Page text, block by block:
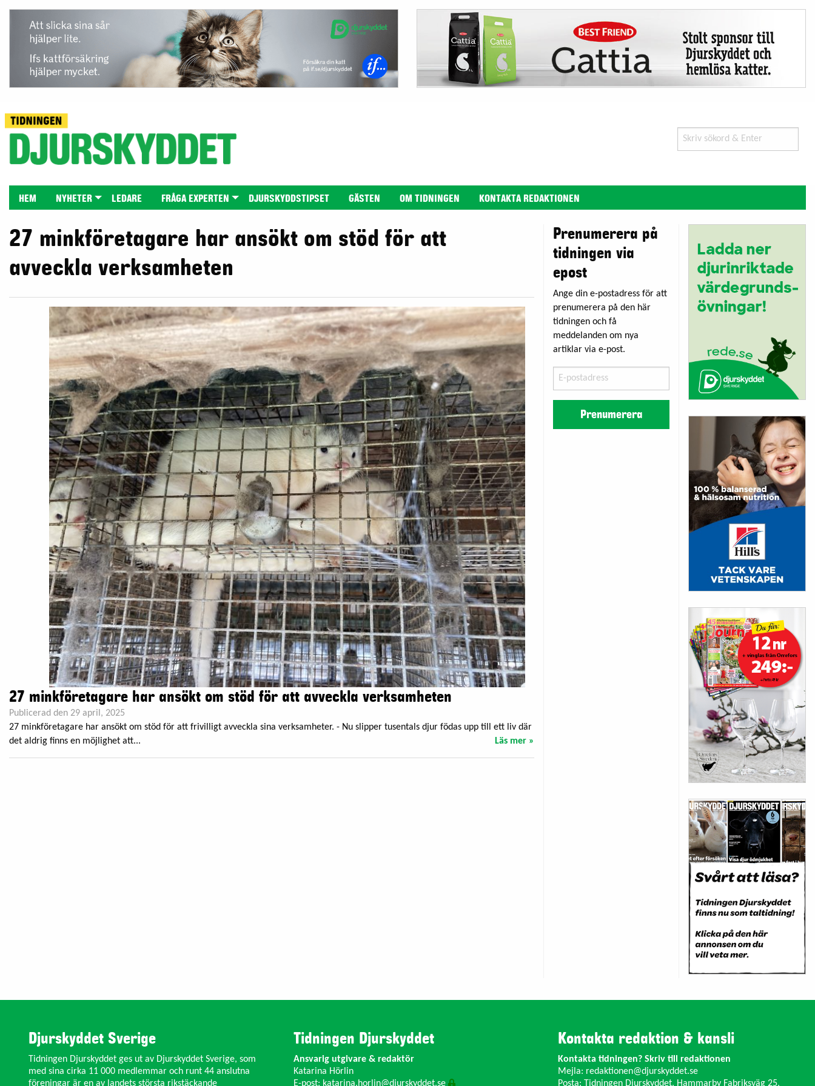
Search
for:
HEM NYHETER LEDARE FRÅGA EXPERTEN DJURSKYDDSTIPSET GÄSTEN OM TIDNINGEN KONTAKTA REDAKTIONEN
27 minkföretagare har ansökt om stöd för att
avveckla verksamheten
27 minkföretagare har ansökt om stöd för att avveckla verksamheten
Publicerad den 29 april, 2025
27 minkföretagare har ansökt om stöd för att frivilligt avveckla sina verksamheter. - Nu slipper tusentals djur födas upp till ett liv där
det aldrig finns en möjlighet att...
Läs mer »
Prenumerera på
tidningen via
epost
Ange din e-postadress för att
prenumerera på den här
tidningen och få
meddelanden om nya
artiklar via e-post.
postadress
Prenumerera
Djurskyddet Sverige
Tidningen Djurskyddet ges ut av Djurskyddet Sverige, som
med sina cirka 11 000 medlemmar och runt 44 anslutna
föreningar är en av landets största rikstäckande
Tidningen Djurskyddet
Ansvarig utgivare & redaktör
Katarina Hörlin
E-post: katarina.horlin@djurskyddet.se
Kontakta redaktion & kansli
Kontakta tidningen? Skriv till redaktionen
Mejla: redaktionen@djurskyddet.se
Posta: Tidningen Djurskyddet, Hammarby Fabriksväg 25,